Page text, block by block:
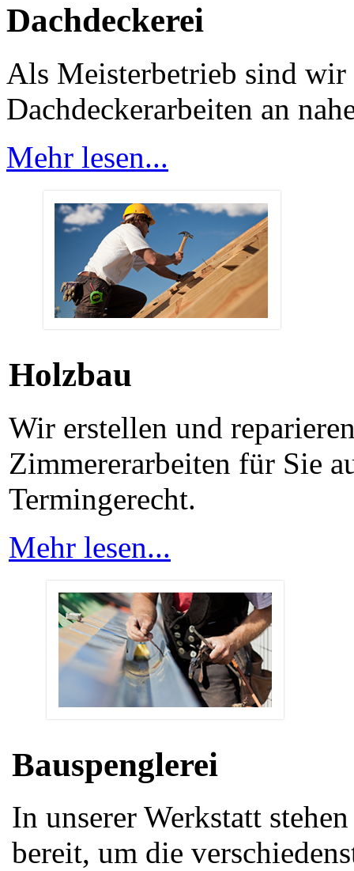
Dachdeckerei
Als Meisterbetrieb sind
Dachdeckerarbeiten an
Mehr lesen...
Holzbau
Wir erstellen und
Zimmererarbeiten für Sie
Termingerecht.
Mehr lesen...
Bauspenglerei
In unserer Werkstatt
bereit, um die